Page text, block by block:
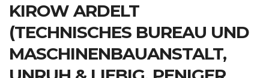
KIROW ARDELT
(TECHNISCHES BUREAU UND
MASCHINENBAUANSTALT,